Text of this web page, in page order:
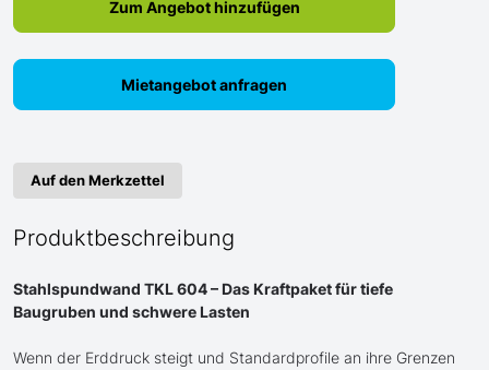
Zum Angebot hinzufügen
Mietangebot anfragen
Auf den Merkzettel
Produktbeschreibung
Stahlspundwand TKL 604 – Das Kraftpaket für tiefe
Baugruben und schwere Lasten
Wenn der Erddruck steigt und Standardprofile an ihre Grenzen